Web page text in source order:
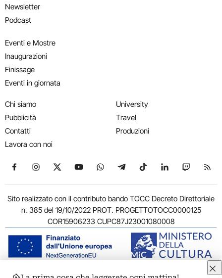
Newsletter
Podcast
Eventi e Mostre
Inaugurazioni
Finissage
Eventi in giornata
Chi siamo
Pubblicità
Contatti
Lavora con noi
University
Travel
Produzioni
Seguici su Facebook
Seguici su Instagram
Seguici su X
Seguici su YouTube
Seguici su WhatsApp
Seguici su Telegram
Seguici su TikTok
Seguici su
Seguici
Sito realizzato con il contributo bando TOCC Decreto Direttoriale
n. 385 del 19/10/2022 PROT. PROGETTOTOCC0000125
COR15906233 CUPC87J23001080008